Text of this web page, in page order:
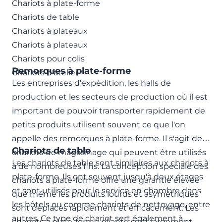
Chariots à plate-forme
Chariots de table
Chariots à plateaux
Chariots à plateaux
Chariots pour colis
Chariots d'atelier
Remorques à plate-forme
Les entreprises d'expédition, les halls de
production et les secteurs de production où il est
important de pouvoir transporter rapidement de
petits produits utilisent souvent ce que l'on
appelle des remorques à plate-forme. Il s'agit de
chariots de magasinage qui peuvent être utilisés
à de nombreuses fins. La conception spéciale des
chariots à plate-forme offre une garantie élevée
que même les produits lourds et asymétriques
sont déplacés rapidement et efficacement. Les
Chariots de table
Les chariots de table sont similaires aux chariots à
plate-forme. Ils ont souvent jusqu'à deux étages
et sont utilisés pour le service en chambre dans
les hôtels ou comme chariots de nettoyage, entre
autres. Ce type de chariot sert également à